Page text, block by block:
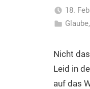
18.
Glaube,
Nicht
Leid in
auf das